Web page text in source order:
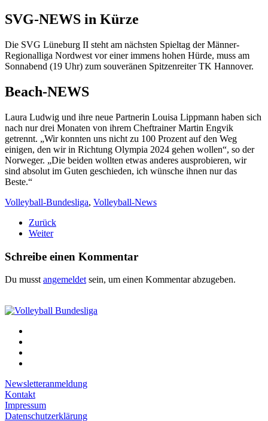
SVG-NEWS in Kürze
Die SVG Lüneburg II steht am nächsten Spieltag der Männer-
Regionalliga Nordwest vor einer immens hohen Hürde, muss am
Sonnabend (19 Uhr) zum souveränen Spitzenreiter TK Hannover.
Beach-NEWS
Laura Ludwig und ihre neue Partnerin Louisa Lippmann haben sich
nach nur drei Monaten von ihrem Cheftrainer Martin Engvik
getrennt. „Wir konnten uns nicht zu 100 Prozent auf den Weg
einigen, den wir in Richtung Olympia 2024 gehen wollen“, so der
Norweger. „Die beiden wollten etwas anderes ausprobieren, wir
sind absolut im Guten geschieden, ich wünsche ihnen nur das
Beste.“
Volleyball-Bundesliga, Volleyball-News
Zurück
Weiter
Schreibe einen Kommentar
Du musst angemeldet sein, um einen Kommentar abzugeben.
Newsletteranmeldung
Kontakt
Impressum
Datenschutzerklärung